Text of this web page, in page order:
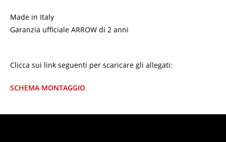
Made in Italy
Garanzia ufficiale ARROW di 2 anni
Clicca sui link seguenti per scaricare gli allegati:
SCHEMA MONTAGGIO